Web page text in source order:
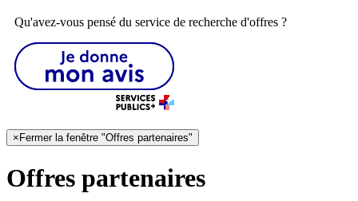
Qu'avez-vous pensé du service de recherche d'offres ?
× Fermer la fenêtre "Offres partenaires"
Offres partenaires